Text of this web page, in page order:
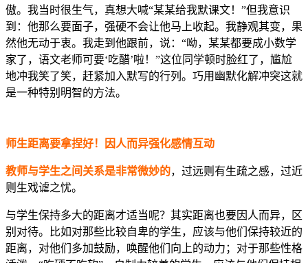
傲。我当时很生气，真想大喊“某某给我默课文！”但我意识
到：他那么要面子，强硬不会让他马上收起。我静观其变，果
然他无动于衷。我走到他跟前，说：“呦，某某都要成小数学
家了，语文老师可要‘吃醋’啦！”这位同学顿时脸红了，尴尬
地冲我笑了笑，赶紧加入默写的行列。巧用幽默化解冲突这就
是一种特别明智的方法。
师生距离要拿捏好！因人而异强化感情互动
教师与学生之间关系是非常微妙的，过远则有生疏之感，过近
则生戏谑之忧。
与学生保持多大的距离才适当呢？其实距离也要因人而异，区
别对待。比如对那些比较自卑的学生，应该与他们保持较近的
距离，对他们多加鼓励，唤醒他们向上的动力；对于那些性格